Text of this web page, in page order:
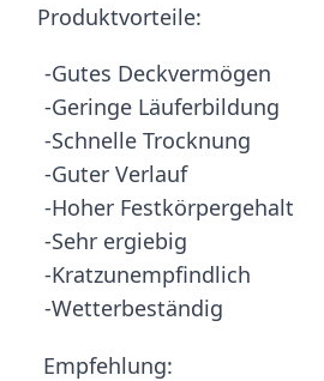
Produktvorteile:
-Gutes Deckvermögen
-Geringe Läuferbildung
-Schnelle Trocknung
-Guter Verlauf
-Hoher Festkörpergehalt
-Sehr ergiebig
-Kratzunempfindlich
-Wetterbeständig
Empfehlung: